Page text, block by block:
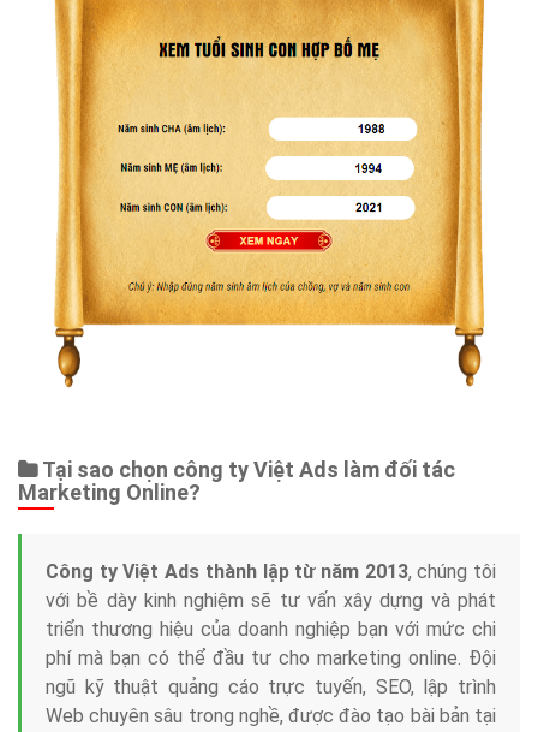
Tại sao chọn công ty Việt Ads làm đối tác
Marketing Online?
Công ty Việt Ads thành lập từ năm 2013, chúng tôi
với bề dày kinh nghiệm sẽ tư vấn xây dựng và phát
triển thương hiệu của doanh nghiệp bạn với mức chi
phí mà bạn có thể đầu tư cho marketing online. Đội
ngũ kỹ thuật quảng cáo trực tuyến, SEO, lập trình
Web chuyên sâu trong nghề, được đào tạo bài bản tại